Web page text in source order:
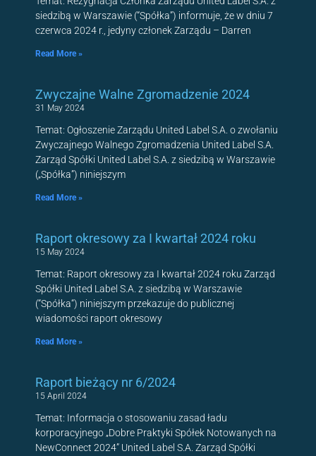
siedzibą w Warszawie (“Spółka”) informuje, że w dniu 7
czerwca 2024 r., jedyny członek Zarządu – Darren
Read More »
Zwyczajne Walne Zgromadzenie 2024
31 May 2024
Temat: Ogłoszenie Zarządu United Label S.A. o zwołaniu
Zwyczajnego Walnego Zgromadzenia United Label S.A.
Zarząd Spółki United Label S.A. z siedzibą w Warszawie
(„Spółka”) niniejszym
Read More »
Raport okresowy za I kwartał 2024 roku
15 May 2024
Temat: Raport okresowy za I kwartał 2024 roku Zarząd
Spółki United Label S.A. z siedzibą w Warszawie
(“Spółka“) niniejszym przekazuje do publicznej
wiadomości raport okresowy
Read More »
Raport bieżący nr 6/2024
15 April 2024
Temat: Informacja o stosowaniu zasad ładu
korporacyjnego „Dobre Praktyki Spółek Notowanych na
NewConnect 2024” United Label S.A. Zarząd Spółki